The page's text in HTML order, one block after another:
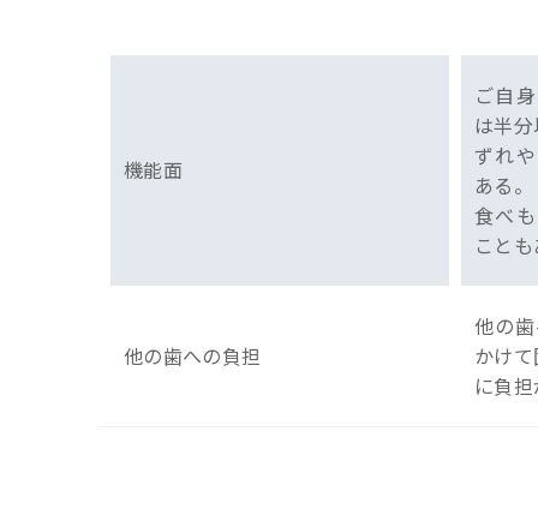
機能面
ご自
は半
ずれ
ある。
食べ
こと
他の歯への負担
他の
かけ
に負